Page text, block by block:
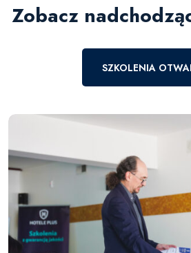
Zobacz
SZKOLENIA